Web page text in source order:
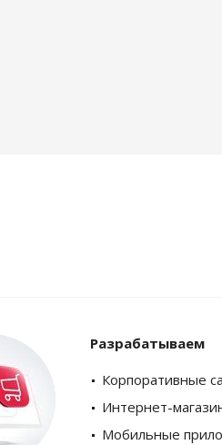
Разрабатываем
Корпоративные
Интернет-
Мобильные